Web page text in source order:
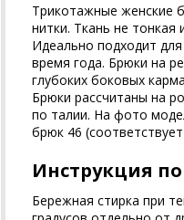
Трикотажные женские
нитки. Ткань не тонкая
Идеально подходит
время года. Брюки на
глубоких боковых
Брюки рассчитаны на
по талии. На фото
брюк 46
Инструкция
Бережная стирка при